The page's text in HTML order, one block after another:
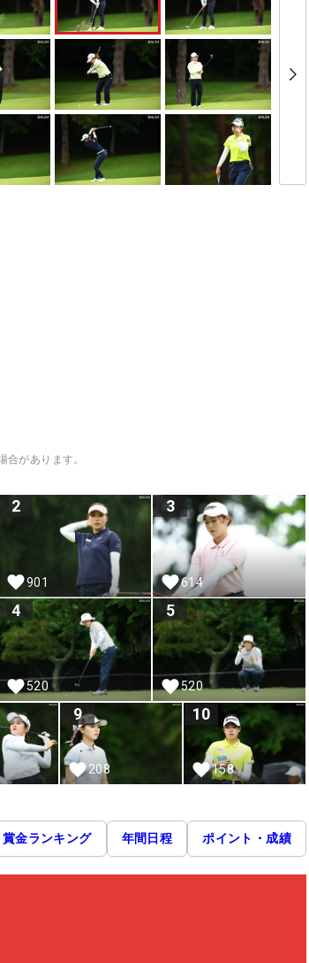
合があります。
2
901
3
614
4
520
5
520
9
208
10
158
賞金ランキング 年間日程 ポイント・成績